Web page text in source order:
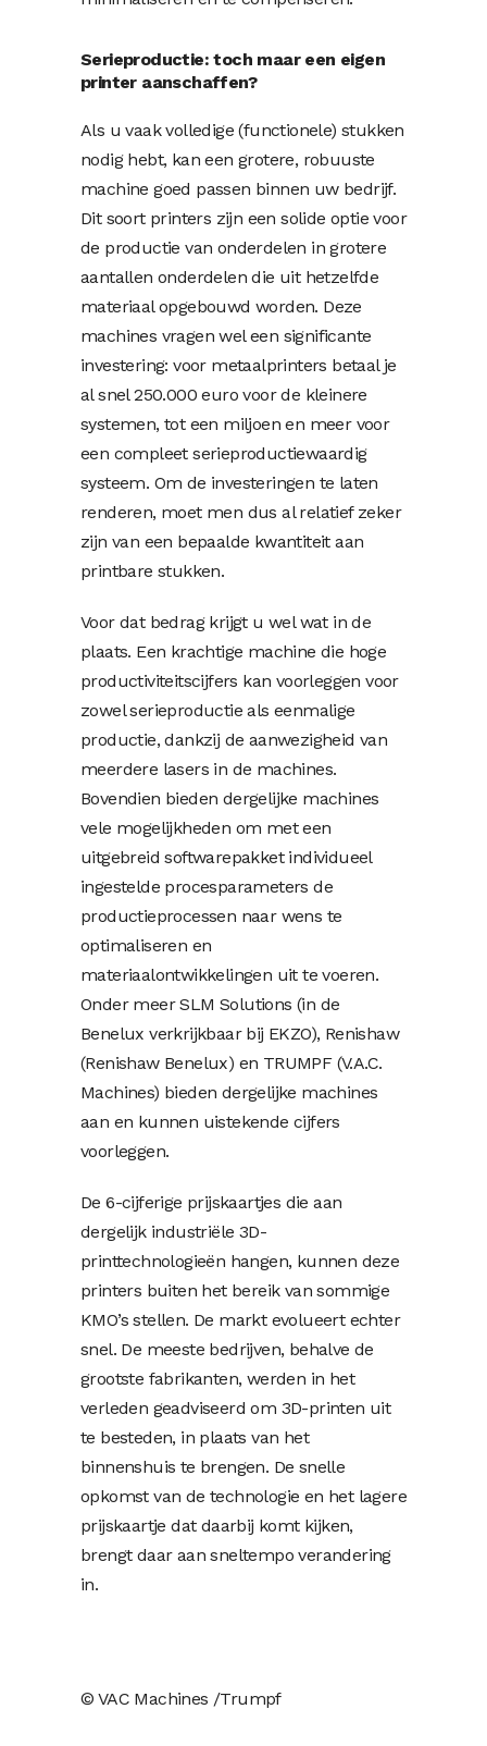
Serieproductie: toch maar een eigen
printer aanschaffen?
Als u vaak volledige (functionele) stukken
nodig hebt, kan een grotere, robuuste
machine goed passen binnen uw bedrijf.
Dit soort printers zijn een solide optie voor
de productie van onderdelen in grotere
aantallen onderdelen die uit hetzelfde
materiaal opgebouwd worden. Deze
machines vragen wel een significante
investering: voor metaalprinters betaal je
al snel 250.000 euro voor de kleinere
systemen, tot een miljoen en meer voor
een compleet serieproductiewaardig
systeem. Om de investeringen te laten
renderen, moet men dus al relatief zeker
zijn van een bepaalde kwantiteit aan
printbare stukken.
Voor dat bedrag krijgt u wel wat in de
plaats. Een krachtige machine die hoge
productiviteitscijfers kan voorleggen voor
zowel serieproductie als eenmalige
productie, dankzij de aanwezigheid van
meerdere lasers in de machines.
Bovendien bieden dergelijke machines
vele mogelijkheden om met een
uitgebreid softwarepakket individueel
ingestelde procesparameters de
productieprocessen naar wens te
optimaliseren en
materiaalontwikkelingen uit te voeren.
Onder meer SLM Solutions (in de
Benelux verkrijkbaar bij EKZO), Renishaw
(Renishaw Benelux) en TRUMPF (V.A.C.
Machines) bieden dergelijke machines
aan en kunnen uistekende cijfers
voorleggen.
De 6-cijferige prijskaartjes die aan
dergelijk industriële 3D-
printtechnologieën hangen, kunnen deze
printers buiten het bereik van sommige
KMO’s stellen. De markt evolueert echter
snel. De meeste bedrijven, behalve de
grootste fabrikanten, werden in het
verleden geadviseerd om 3D-printen uit
te besteden, in plaats van het
binnenshuis te brengen. De snelle
opkomst van de technologie en het lagere
prijskaartje dat daarbij komt kijken,
brengt daar aan sneltempo verandering
in.
© VAC Machines /Trumpf